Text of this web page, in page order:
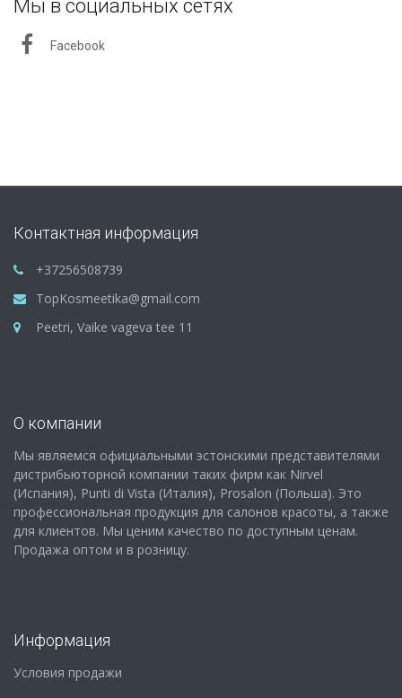
Мы в социальных сетях
Facebook
Контактная информация
+37256508739
TopKosmeetika@gmail.com
Peetri, Vaike vageva tee 11
О компании
Мы являемся официальными эстонскими представителями
дистрибьюторной компании таких фирм как Nirvel
(Испания), Punti di Vista (Италия), Prosalon (Польша). Это
профессиональная продукция для салонов красоты, а также
для клиентов. Мы ценим качество по доступным ценам.
Продажа оптом и в розницу.
Информация
Условия продажи